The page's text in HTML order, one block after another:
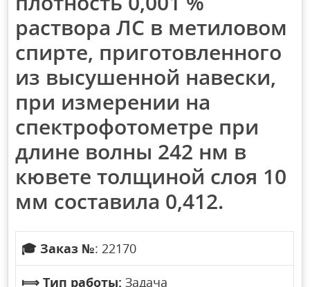
раствора ЛС в метиловом
спирте, приготовленного
из высушенной навески,
при измерении на
спектрофотометре при
длине волны 242 нм в
кювете толщиной слоя 10
мм составила 0,412.
🎓 Заказ №: 22170
⟾ Тип работы: Задача